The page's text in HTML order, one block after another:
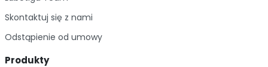
interesujących tytułów, które poruszają tematykę
mechanicznych. Nasze książki o motoryzacji są
doskonałym sposobem na rozwijanie swoich
Skontaktuj się z nami
Odstąpienie od umowy
Produkty